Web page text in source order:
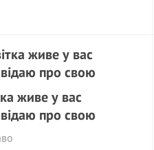
живе у вас
про свою